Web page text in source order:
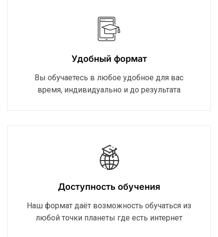
Удобный формат
Вы обучаетесь в любое удобное для вас
время, индивидуально и до результата
Доступность обучения
Наш формат даёт возможность обучаться из
любой точки планеты где есть интернет